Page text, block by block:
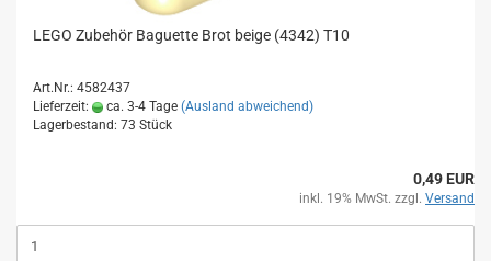
LEGO Zubehör Baguette Brot beige (4342) T10
Art.Nr.: 4582437
Lieferzeit:
ca. 3-4 Tage (Ausland abweichend)
Lagerbestand: 73 Stück
0,49 EUR
inkl. 19% MwSt. zzgl. Versand